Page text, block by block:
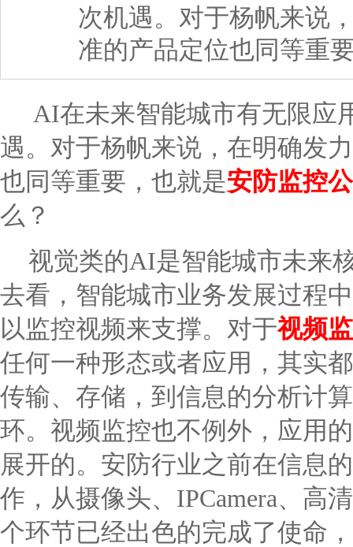
次机遇。对于杨帆来说
准的产品定位也同等重
AI在未来智能城市有无限应
遇。对于杨帆来说，在明确发
也同等重要，也就是安防监控
么？
视觉类的AI是智能城市未来
去看，智能城市业务发展过程
以监控视频来支撑。对于视频
任何一种形态或者应用，其实
传输、存储，到信息的分析计
环。视频监控也不例外，应用
展开的。安防行业之前在信息
作，从摄像头、IPCamera、高
个环节已经出色的完成了使命